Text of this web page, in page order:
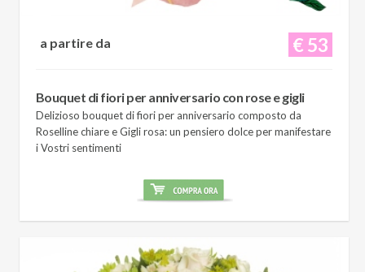
€ 53
a partire da
Bouquet di fiori per anniversario con rose e gigli
Delizioso bouquet di fiori per anniversario composto da
Roselline chiare e Gigli rosa: un pensiero dolce per manifestare
i Vostri sentimenti